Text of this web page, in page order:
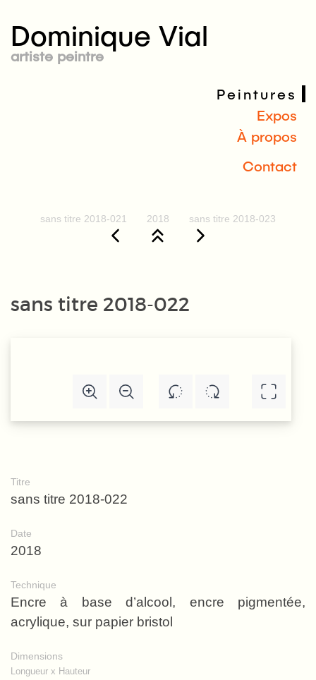
Dominique Vial
artiste peintre
Peintures
Expos
À propos
Contact
sans titre 2018-021 2018 sans titre 2018-023
sans titre 2018-022
Titre
sans titre 2018-022
Date
2018
Technique
Encre à base d’alcool, encre pigmentée,
acrylique, sur papier bristol
Dimensions
Longueur x Hauteur